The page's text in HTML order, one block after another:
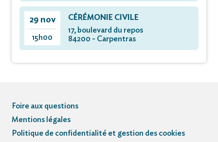
29 nov
15h00
CÉRÉMONIE CIVILE
17, boulevard du repos
84200 - Carpentras
Foire aux questions
Mentions légales
Politique de confidentialité et gestion des cookies